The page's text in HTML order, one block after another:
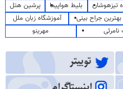
تیزهوشان بلیط هواپیما
پرشین هتل
بهترین جراح بینی
آموزشگاه زبان ملل
مهرینو